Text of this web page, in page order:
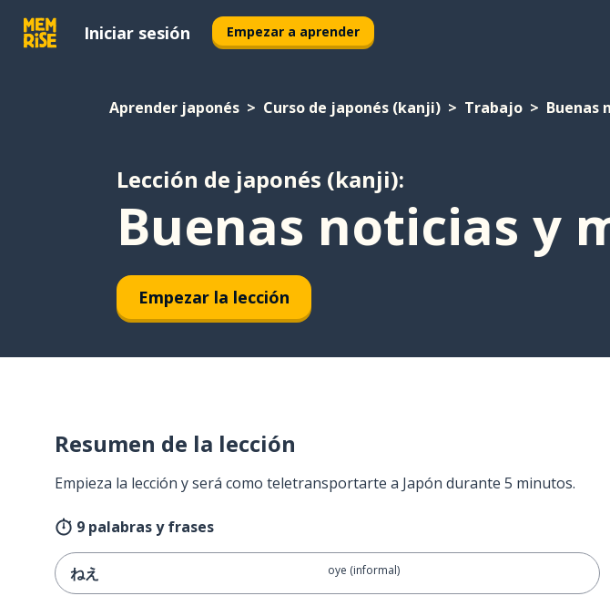
Iniciar sesión Empezar a aprender
Aprender japonés Curso de japonés (kanji) Trabajo Buenas
Lección de japonés (kanji):
Buenas noticias y
Empezar la lección
Resumen de la lección
Empieza la lección y será como teletransportarte a Japón durante 5 minutos.
9 palabras y frases
ねえ oye (informal)